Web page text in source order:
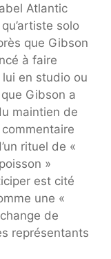
Atlantic
solo
que Gibson
à faire
lui en studio ou
Gibson a
maintien de
rituel de «
»
est cité
une «
de
représentants